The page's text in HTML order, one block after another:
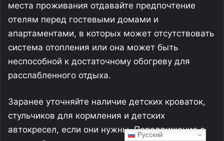
места проживания отдавайте предпочтение
отелям перед гостевыми домами и
апартаментами, в которых может отсутствовать
система отопления или она может быть
неспособной к достаточному обогреву для
расслабленного отдыха.
Заранее уточняйте наличие детских кроваток,
стульчиков для кормления и детских
автокресел, если они нужны. Передвижение с
Русский